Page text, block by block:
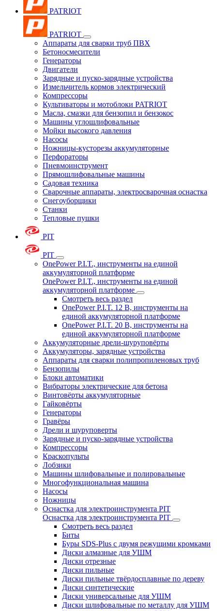
PATRIOT
PATRIOT
Аппараты для сварки труб ПВХ
Бетоносмесители
Генераторы
Двигатели
Зарядные и пуско-зарядные устройства
Измельчитель кормов электрический
Компрессоры
Культиваторы и мотоблоки PATRIOT
Масла, смазки для бензопил и бензокос
Машины углошлифовальные
Мойки высокого давления
Насосы
Ножницы-кусторезы аккумуляторные
Перфораторы
Пневмоинструмент
Прямошлифовальные машины
Садовая техника
Сварочные аппараты, электросварочная оснастка
Снегоуборщики
Станки
Тепловые пушки
PIT
PIT
OnePower P.I.T., инструменты на единой
аккумуляторной платформе
OnePower P.I.T., инструменты на единой
аккумуляторной платформе
Смотреть весь раздел
OnePower P.I.T. 12 В, инструменты на
единой аккумуляторной платформе
OnePower P.I.T. 20 В, инструменты на
единой аккумуляторной платформе
Аккумуляторные дрели-шуруповёрты
Аккумуляторы, зарядные устройства
Аппараты для сварки полипропиленовых труб
Бензопилы
Блоки автоматики
Вибраторы электрические для бетона
Винтовёрты аккумуляторные
Гайковёрты
Генераторы
Гравёры
Дрели и шуруповерты
Зарядные и пуско-зарядные устройства
Компрессоры
Краскопульты
Лобзики
Машины шлифовальные и полировальные
Многофункциональная машина
Насосы
Ножницы
Оснастка для электроинструмента PIT
Оснастка для электроинструмента PIT
Смотреть весь раздел
Биты
Буры SDS-Plus c двумя режущими кромками
Диски алмазные для УШМ
Диски отрезные
Диски пильные
Диски пильные твёрдосплавные по дереву
Диски синтетические
Диски универсальные для УШМ
Диски шлифовальные по металлу для УШМ